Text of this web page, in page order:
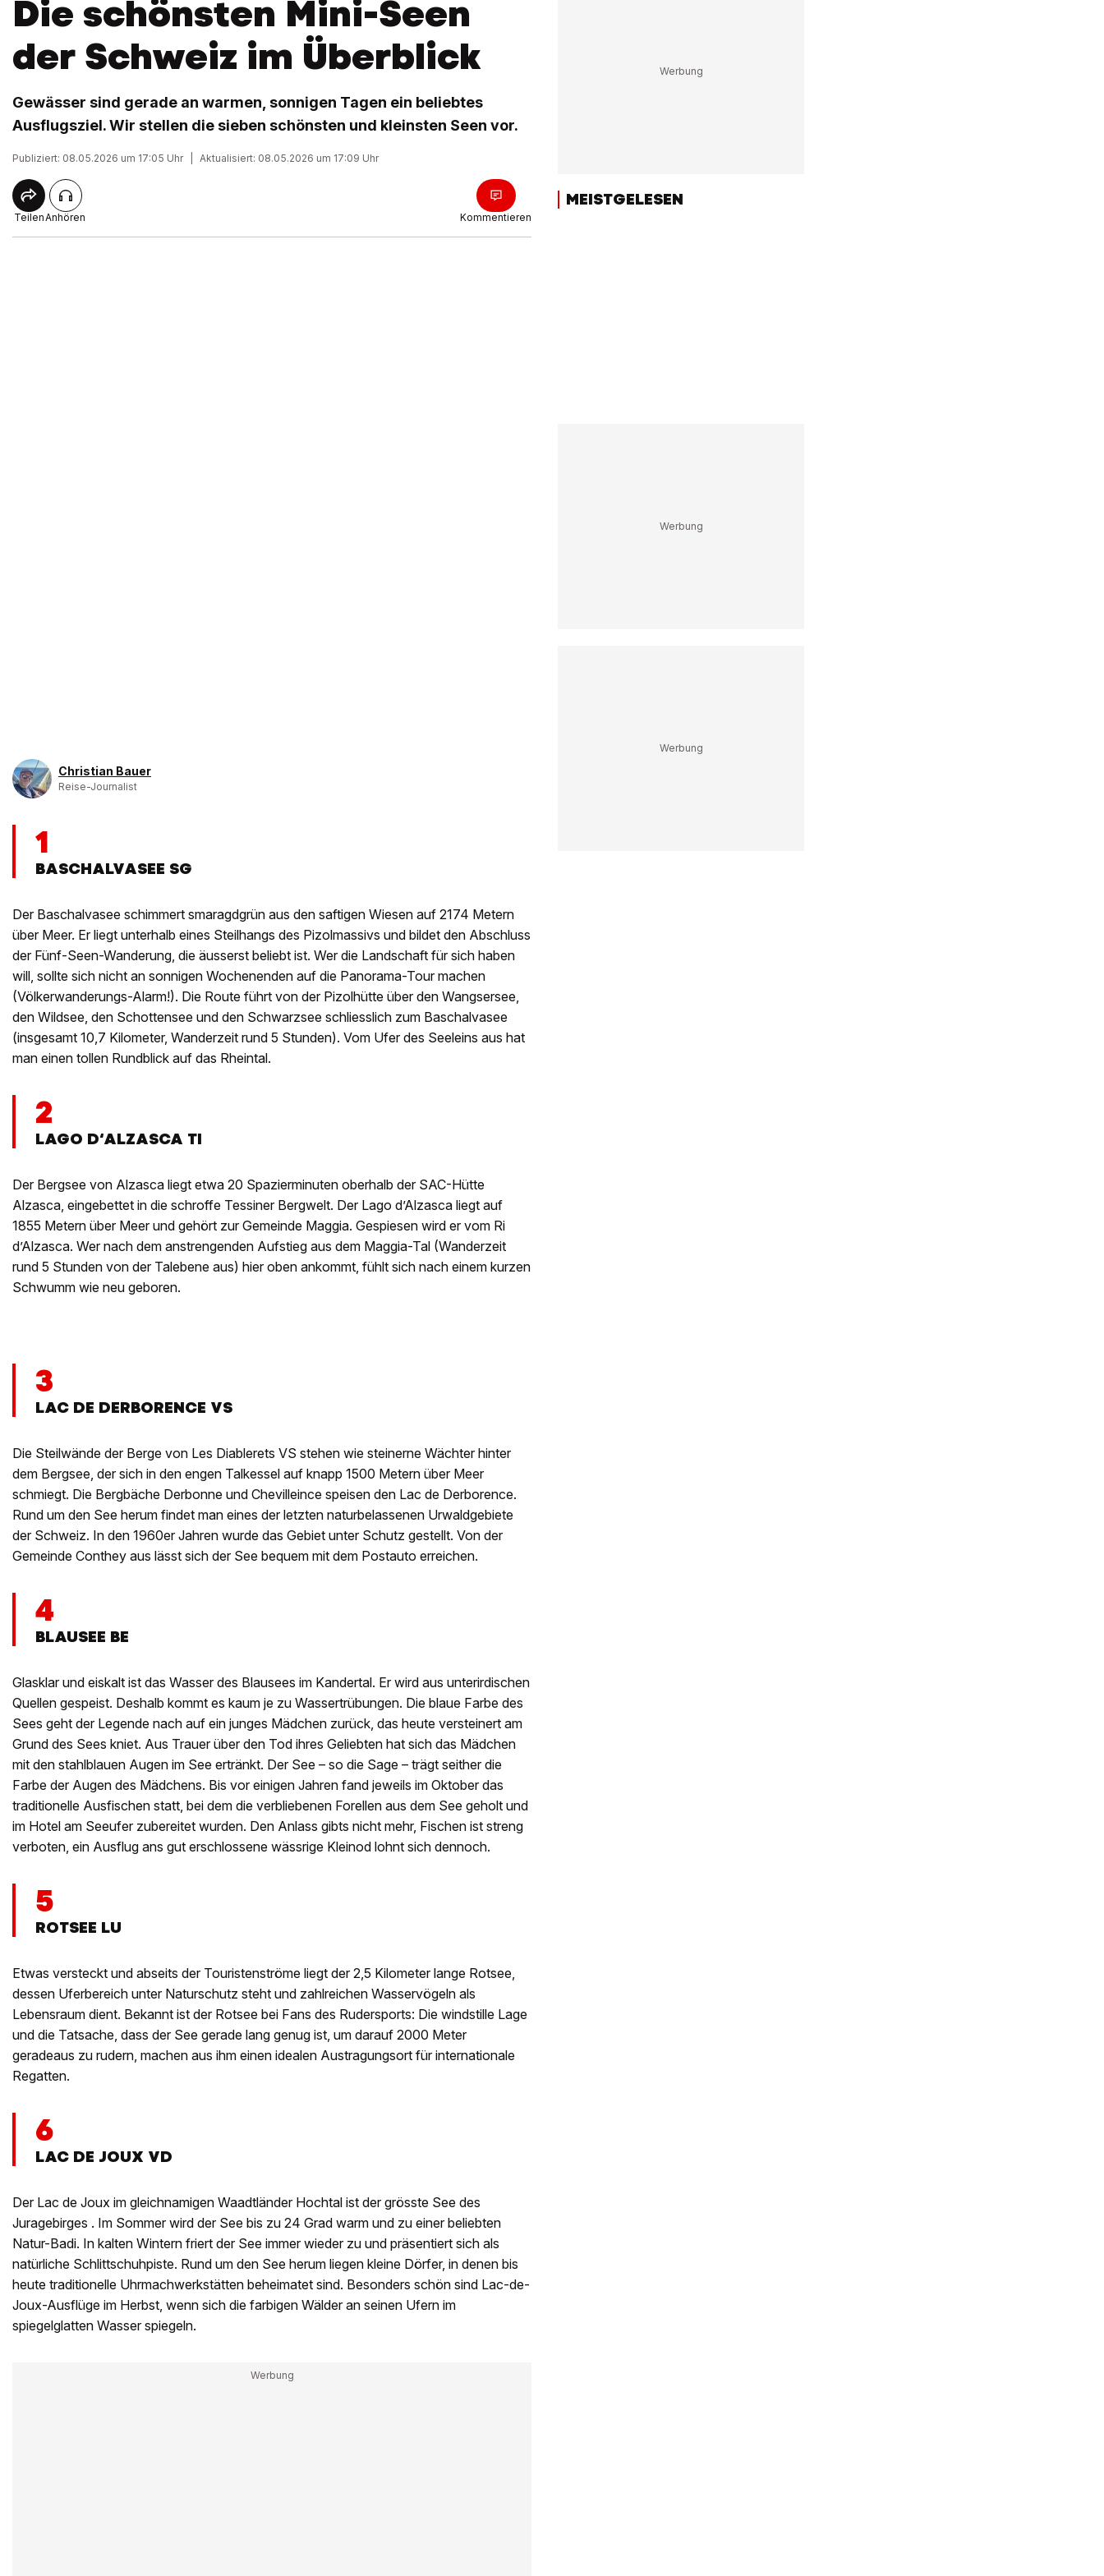
Die schönsten Mini-Seen
der Schweiz im Überblick
Gewässer sind gerade an warmen, sonnigen Tagen ein beliebtes
Ausflugsziel. Wir stellen die sieben schönsten und kleinsten Seen vor.
Publiziert: 08.05.2026 um 17:05 Uhr Aktualisiert: 08.05.2026 um 17:09 Uhr
TeilenAnhören Kommentieren
Christian Bauer
Reise-Journalist
1
BASCHALVASEE SG
Der Baschalvasee schimmert smaragdgrün aus den saftigen Wiesen auf 2174 Metern
über Meer. Er liegt unterhalb eines Steilhangs des Pizolmassivs und bildet den Abschluss
der Fünf-Seen-Wanderung, die äusserst beliebt ist. Wer die Landschaft für sich haben
will, sollte sich nicht an sonnigen Wochenenden auf die Panorama-Tour machen
(Völkerwanderungs-Alarm!). Die Route führt von der Pizolhütte über den Wangsersee,
den Wildsee, den Schottensee und den Schwarzsee schliesslich zum Baschalvasee
(insgesamt 10,7 Kilometer, Wanderzeit rund 5 Stunden). Vom Ufer des Seeleins aus hat
man einen tollen Rundblick auf das Rheintal.
2
LAGO D‘ALZASCA TI
Der Bergsee von Alzasca liegt etwa 20 Spazierminuten oberhalb der SAC-Hütte
Alzasca, eingebettet in die schroffe Tessiner Bergwelt. Der Lago d’Alzasca liegt auf
1855 Metern über Meer und gehört zur Gemeinde Maggia. Gespiesen wird er vom Ri
d’Alzasca. Wer nach dem anstrengenden Aufstieg aus dem Maggia-Tal (Wanderzeit
rund 5 Stunden von der Talebene aus) hier oben ankommt, fühlt sich nach einem kurzen
Schwumm wie neu geboren.
3
LAC DE DERBORENCE VS
Die Steilwände der Berge von Les Diablerets VS stehen wie steinerne Wächter hinter
dem Bergsee, der sich in den engen Talkessel auf knapp 1500 Metern über Meer
schmiegt. Die Bergbäche Derbonne und Chevilleince speisen den Lac de Derborence.
Rund um den See herum findet man eines der letzten naturbelassenen Urwaldgebiete
der Schweiz. In den 1960er Jahren wurde das Gebiet unter Schutz gestellt. Von der
Gemeinde Conthey aus lässt sich der See bequem mit dem Postauto erreichen.
4
BLAUSEE BE
Glasklar und eiskalt ist das Wasser des Blausees im Kandertal. Er wird aus unterirdischen
Quellen gespeist. Deshalb kommt es kaum je zu Wassertrübungen. Die blaue Farbe des
Sees geht der Legende nach auf ein junges Mädchen zurück, das heute versteinert am
Grund des Sees kniet. Aus Trauer über den Tod ihres Geliebten hat sich das Mädchen
mit den stahlblauen Augen im See ertränkt. Der See – so die Sage – trägt seither die
Farbe der Augen des Mädchens. Bis vor einigen Jahren fand jeweils im Oktober das
traditionelle Ausfischen statt, bei dem die verbliebenen Forellen aus dem See geholt und
im Hotel am Seeufer zubereitet wurden. Den Anlass gibts nicht mehr, Fischen ist streng
verboten, ein Ausflug ans gut erschlossene wässrige Kleinod lohnt sich dennoch.
5
ROTSEE LU
Etwas versteckt und abseits der Touristenströme liegt der 2,5 Kilometer lange Rotsee,
dessen Uferbereich unter Naturschutz steht und zahlreichen Wasservögeln als
Lebensraum dient. Bekannt ist der Rotsee bei Fans des Rudersports: Die windstille Lage
und die Tatsache, dass der See gerade lang genug ist, um darauf 2000 Meter
geradeaus zu rudern, machen aus ihm einen idealen Austragungsort für internationale
Regatten.
6
LAC DE JOUX VD
Der Lac de Joux im gleichnamigen Waadtländer Hochtal ist der grösste See des
Juragebirges . Im Sommer wird der See bis zu 24 Grad warm und zu einer beliebten
Natur-Badi. In kalten Wintern friert der See immer wieder zu und präsentiert sich als
natürliche Schlittschuhpiste. Rund um den See herum liegen kleine Dörfer, in denen bis
heute traditionelle Uhrmachwerkstätten beheimatet sind. Besonders schön sind Lac-de-
Joux-Ausflüge im Herbst, wenn sich die farbigen Wälder an seinen Ufern im
spiegelglatten Wasser spiegeln.
MEISTGELESEN